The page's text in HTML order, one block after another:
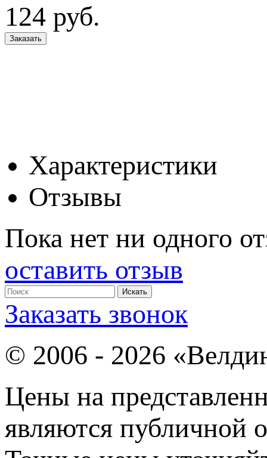
124 руб.
Характеристики
Отзывы
Пока нет ни одного
оставить отзыв
Заказать звонок
© 2006 - 2026
Цены на
являются публичной